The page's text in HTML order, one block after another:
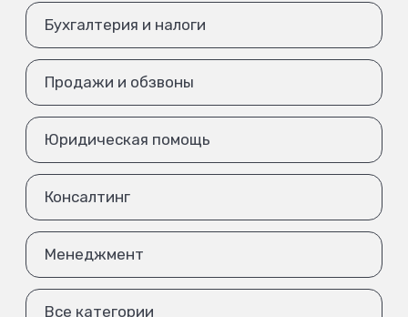
Бухгалтерия и налоги
Продажи и обзвоны
Юридическая помощь
Консалтинг
Менеджмент
Все категории